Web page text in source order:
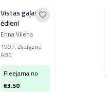
Vistas gaļas
ēdieni
Enna Vilena
1997,Zvaigzne
ABC
Pieejama no
€3.50